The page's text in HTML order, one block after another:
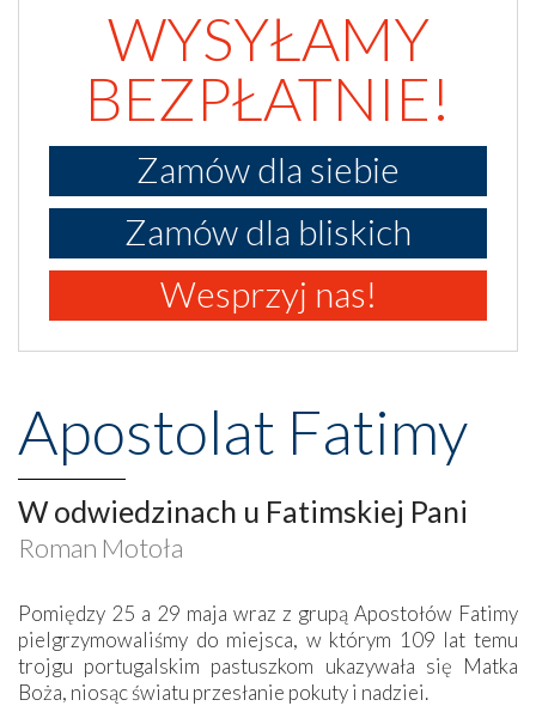
WYSYŁAMY
BEZPŁATNIE!
Zamów dla siebie
Zamów dla bliskich
Wesprzyj nas!
Apostolat Fatimy
W odwiedzinach u Fatimskiej Pani
Roman Motoła
Pomiędzy 25 a 29 maja wraz z grupą Apostołów Fatimy
pielgrzymowaliśmy do miejsca, w którym 109 lat temu
trojgu portugalskim pastuszkom ukazywała się Matka
Boża, niosąc światu przesłanie pokuty i nadziei.